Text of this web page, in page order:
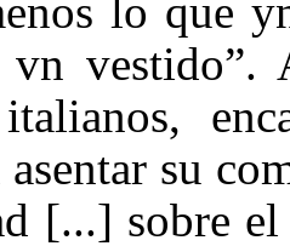
lo que
vestido”.
su
[...] sobre